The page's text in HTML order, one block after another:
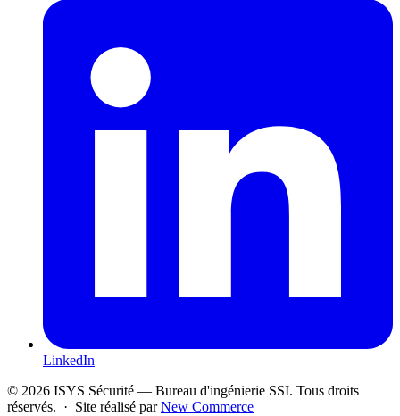
LinkedIn
© 2026 ISYS Sécurité — Bureau d'ingénierie SSI. Tous droits
réservés. · Site réalisé parNew Commerce